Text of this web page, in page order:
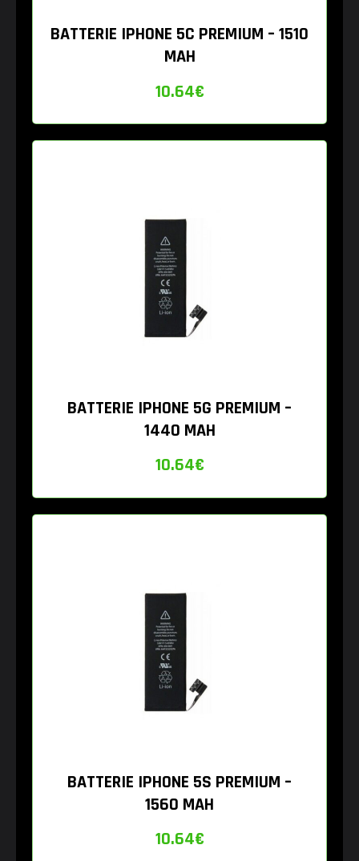
BATTERIE IPHONE 5C PREMIUM – 1510
MAH
10.64€
BATTERIE IPHONE 5G PREMIUM –
1440 MAH
10.64€
BATTERIE IPHONE 5S PREMIUM –
1560 MAH
10.64€